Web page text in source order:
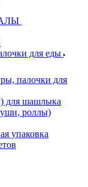
для еды
палочки для
для шашлыка
роллы)
упаковка